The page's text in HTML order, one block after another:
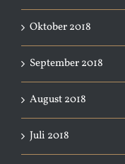
Oktober 2018
September 2018
August 2018
Juli 2018